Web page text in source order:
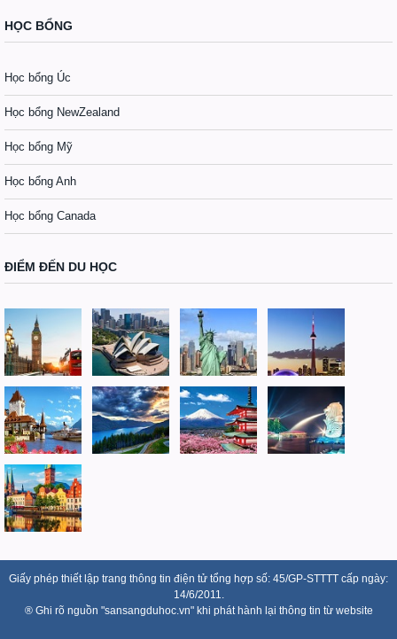
HỌC BỔNG
Học bổng Úc
Học bổng NewZealand
Học bổng Mỹ
Học bổng Anh
Học bổng Canada
ĐIỂM ĐẾN DU HỌC
Giấy phép thiết lập trang thông tin điện tử tổng hợp số: 45/GP-STTTT cấp ngày:
14/6/2011.
® Ghi rõ nguồn "sansangduhoc.vn" khi phát hành lại thông tin từ website